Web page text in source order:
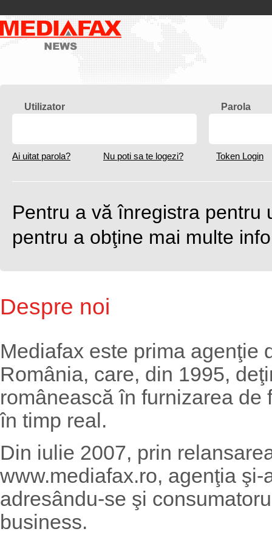
Utilizator Parola
Ai uitat parola? Nu poti sa te logezi? Token Login
Pentru a vă înregistra pentru
pentru a obţine mai multe
Despre noi
Mediafax este prima agenţie
România, care, din 1995,
românească în furnizarea
în timp real.
Din iulie 2007, prin
www.mediafax.ro, agenţia
adresându-se şi
business.